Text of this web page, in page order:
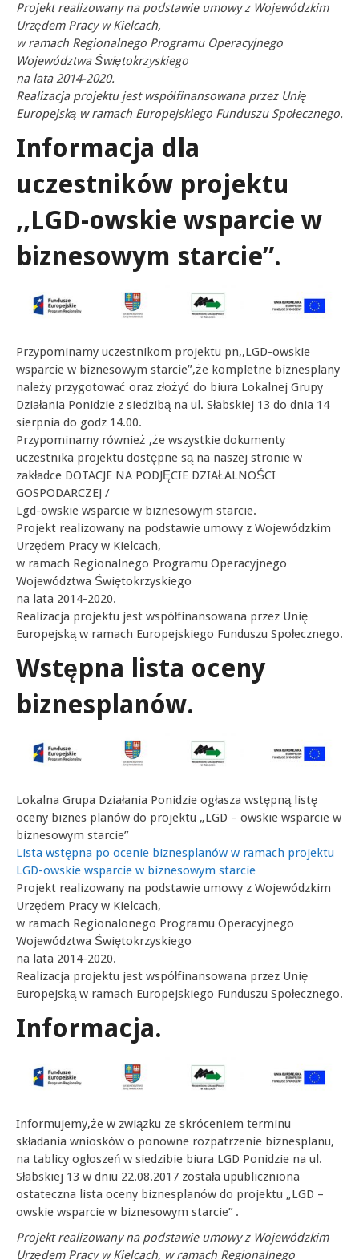
Projekt realizowany na podstawie umowy z Wojewódzkim
Urzędem Pracy w Kielcach,
w ramach Regionalnego Programu Operacyjnego
Województwa Świętokrzyskiego
na lata 2014-2020.
Realizacja projektu jest współfinansowana przez Unię
Europejską w ramach Europejskiego Funduszu Społecznego.
Informacja dla
uczestników projektu
,,LGD-owskie wsparcie w
biznesowym starcie”.
Przypominamy uczestnikom projektu pn,,LGD-owskie
wsparcie w biznesowym starcie’’,że kompletne biznesplany
należy przygotować oraz złożyć do biura Lokalnej Grupy
Działania Ponidzie z siedzibą na ul. Słabskiej 13 do dnia 14
sierpnia do godz 14.00.
Przypominamy również ,że wszystkie dokumenty
uczestnika projektu dostępne są na naszej stronie w
zakładce DOTACJE NA PODJĘCIE DZIAŁALNOŚCI
GOSPODARCZEJ /
Lgd-owskie wsparcie w biznesowym starcie.
Projekt realizowany na podstawie umowy z Wojewódzkim
Urzędem Pracy w Kielcach,
w ramach Regionalnego Programu Operacyjnego
Województwa Świętokrzyskiego
na lata 2014-2020.
Realizacja projektu jest współfinansowana przez Unię
Europejską w ramach Europejskiego Funduszu Społecznego.
Wstępna lista oceny
biznesplanów.
Lokalna Grupa Działania Ponidzie ogłasza wstępną listę
oceny biznes planów do projektu „LGD – owskie wsparcie w
biznesowym starcie”
Lista wstępna po ocenie biznesplanów w ramach projektu
LGD-owskie wsparcie w biznesowym starcie
Projekt realizowany na podstawie umowy z Wojewódzkim
Urzędem Pracy w Kielcach,
w ramach Regionalonego Programu Operacyjnego
Województwa Świętokrzyskiego
na lata 2014-2020.
Realizacja projektu jest współfinansowana przez Unię
Europejską w ramach Europejskiego Funduszu Społecznego.
Informacja.
Informujemy,że w związku ze skróceniem terminu
składania wniosków o ponowne rozpatrzenie biznesplanu,
na tablicy ogłoszeń w siedzibie biura LGD Ponidzie na ul.
Słabskiej 13 w dniu 22.08.2017 została upubliczniona
ostateczna lista oceny biznesplanów do projektu „LGD –
owskie wsparcie w biznesowym starcie” .
Projekt realizowany na podstawie umowy z Wojewódzkim
Urzędem Pracy w Kielcach, w ramach Regionalnego